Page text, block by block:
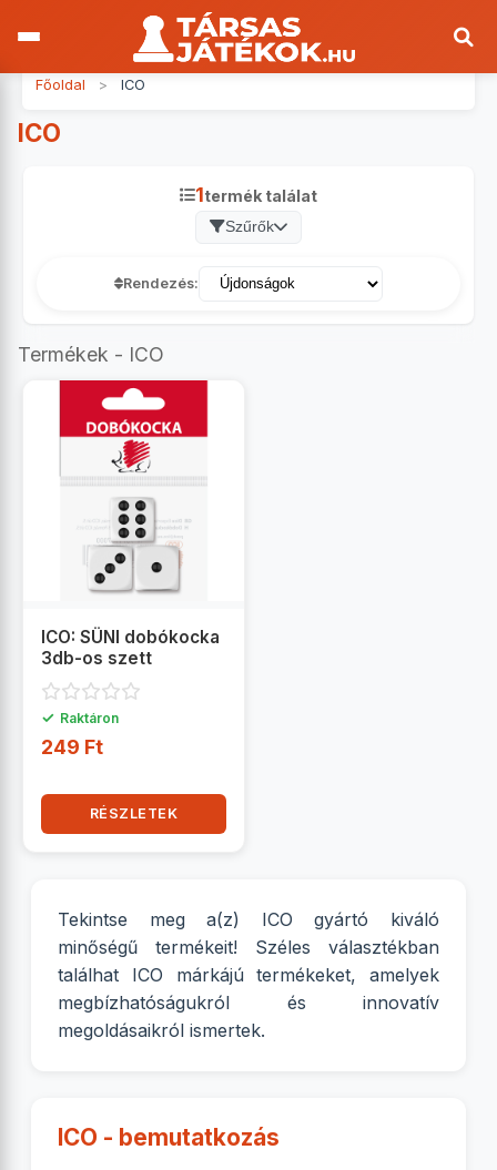
Főoldal > ICO
ICO
1termék találat
Szűrők
Rendezés:
Termékek - ICO
ICO: SÜNI dobókocka
3db-os szett
✓ Raktáron
249 Ft
RÉSZLETEK
Tekintse meg a(z) ICO gyártó kiváló
minőségű termékeit! Széles választékban
találhat ICO márkájú termékeket, amelyek
megbízhatóságukról és innovatív
megoldásaikról ismertek.
ICO - bemutatkozás